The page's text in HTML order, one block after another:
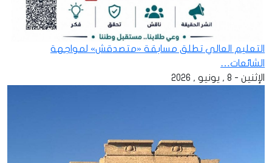
التعليم العالي تطلق مسابقة «متصدقش» لمواجهة
الشائعات…
الإثنين - 8 , يونيو , 2026